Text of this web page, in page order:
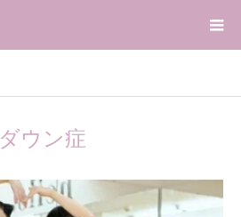
ダウン症